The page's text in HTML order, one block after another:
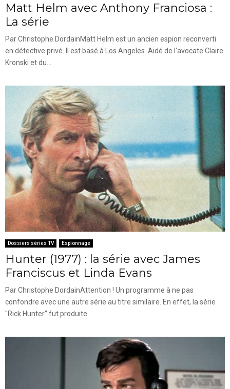
Matt Helm avec Anthony Franciosa :
La série
Par Christophe DordainMatt Helm est un ancien espion reconverti
en détective privé. Il est basé à Los Angeles. Aidé de l'avocate Claire
Kronski et du...
Dossiers séries TV Espionnage
Hunter (1977) : la série avec James
Franciscus et Linda Evans
Par Christophe DordainAttention ! Un programme à ne pas
confondre avec une autre série au titre similaire. En effet, la série
"Rick Hunter" fut produite...